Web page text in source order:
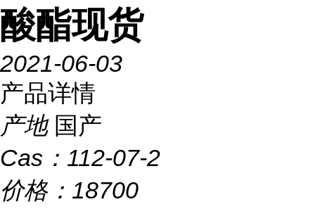
酸酯现货
2021-06-03
产品详情
产地 国产
Cas： 112-07-2
价格： 18700